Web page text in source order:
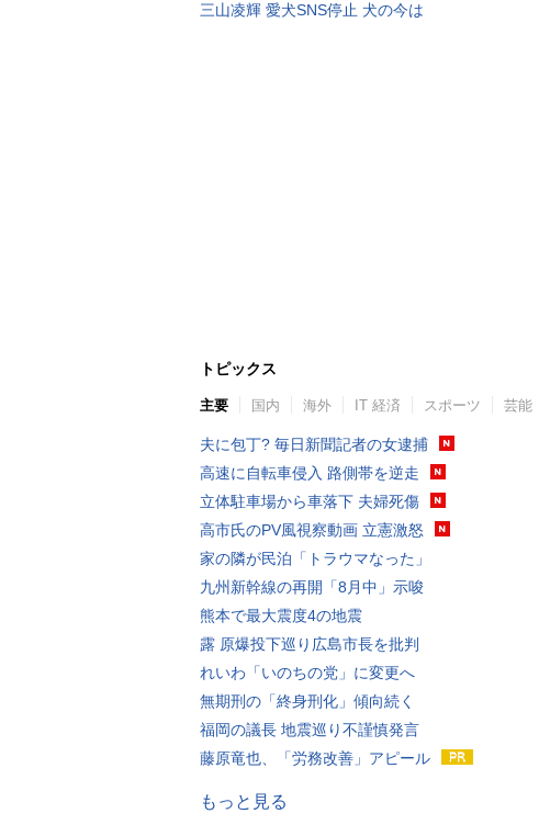
三山凌輝 愛犬SNS停止 犬の今は
トピックス
主要 国内 海外 IT 経済 スポーツ 芸能
夫に包丁? 毎日新聞記者の女逮捕
高速に自転車侵入 路側帯を逆走
立体駐車場から車落下 夫婦死傷
高市氏のPV風視察動画 立憲激怒
家の隣が民泊「トラウマなった」
九州新幹線の再開「8月中」示唆
熊本で最大震度4の地震
露 原爆投下巡り広島市長を批判
れいわ「いのちの党」に変更へ
無期刑の「終身刑化」傾向続く
福岡の議長 地震巡り不謹慎発言
藤原竜也、「労務改善」アピール
もっと見る